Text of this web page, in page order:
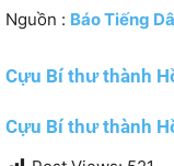
Nguồn : Báo Tiếng
Cựu Bí thư thành
Cựu Bí thư thành